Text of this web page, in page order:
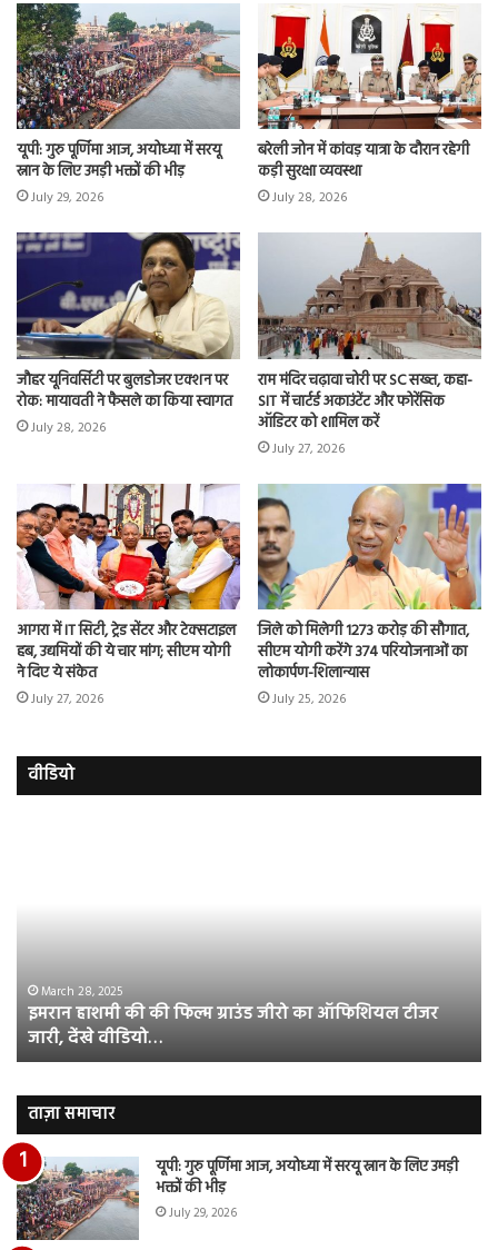
यूपी: गुरु पूर्णिमा आज, अयोध्या में सरयू
स्नान के लिए उमड़ी भक्तों की भीड़
July 29, 2026
बरेली जोन में कांवड़ यात्रा के दौरान रहेगी
कड़ी सुरक्षा व्यवस्था
July 28, 2026
जौहर यूनिवर्सिटी पर बुलडोजर एक्शन पर
रोक: मायावती ने फैसले का किया स्वागत
July 28, 2026
राम मंदिर चढ़ावा चोरी पर SC सख्त, कहा-
SIT में चार्टर्ड अकाउंटेंट और फोरेंसिक
ऑडिटर को शामिल करें
July 27, 2026
आगरा में IT सिटी, ट्रेड सेंटर और टेक्सटाइल
हब, उद्यमियों की ये चार मांग; सीएम योगी
ने दिए ये संकेत
July 27, 2026
जिले को मिलेगी 1273 करोड़ की सौगात,
सीएम योगी करेंगे 374 परियोजनाओं का
लोकार्पण-शिलान्यास
July 25, 2026
वीडियो
का
ऑफिशियल
टीजर
जारी,
वीडियो…
March 28, 2025
इमरान हाशमी की की फिल्म ग्राउंड जीरो का ऑफिशियल टीजर
जारी, देंखे वीडियो…
ताज़ा समाचार
यूपी: गुरु पूर्णिमा आज, अयोध्या में सरयू स्नान के लिए उमड़ी
भक्तों की भीड़
July 29, 2026